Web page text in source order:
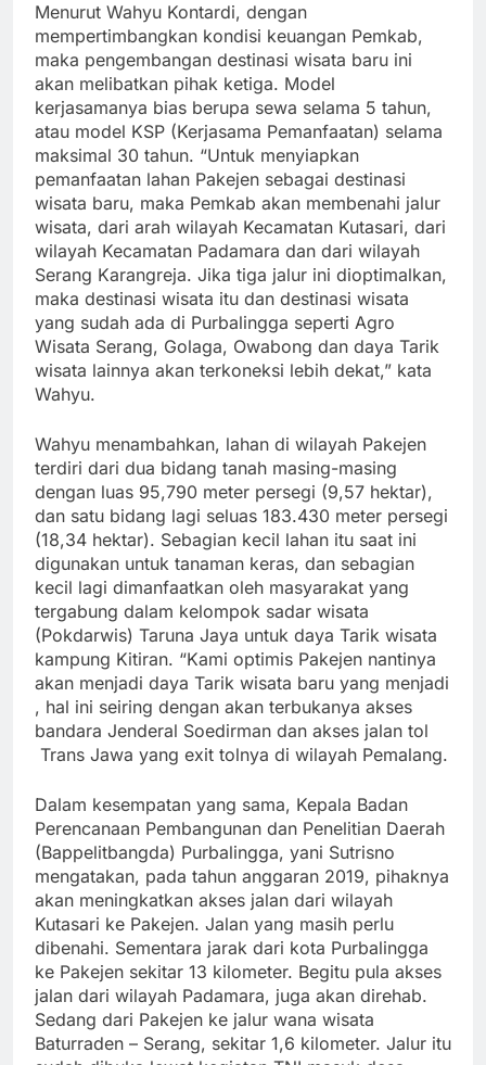
Menurut Wahyu Kontardi, dengan
mempertimbangkan kondisi keuangan Pemkab,
maka pengembangan destinasi wisata baru ini
akan melibatkan pihak ketiga. Model
kerjasamanya bias berupa sewa selama 5 tahun,
atau model KSP (Kerjasama Pemanfaatan) selama
maksimal 30 tahun. “Untuk menyiapkan
pemanfaatan lahan Pakejen sebagai destinasi
wisata baru, maka Pemkab akan membenahi jalur
wisata, dari arah wilayah Kecamatan Kutasari, dari
wilayah Kecamatan Padamara dan dari wilayah
Serang Karangreja. Jika tiga jalur ini dioptimalkan,
maka destinasi wisata itu dan destinasi wisata
yang sudah ada di Purbalingga seperti Agro
Wisata Serang, Golaga, Owabong dan daya Tarik
wisata lainnya akan terkoneksi lebih dekat,” kata
Wahyu.
Wahyu menambahkan, lahan di wilayah Pakejen
terdiri dari dua bidang tanah masing-masing
dengan luas 95,790 meter persegi (9,57 hektar),
dan satu bidang lagi seluas 183.430 meter persegi
(18,34 hektar). Sebagian kecil lahan itu saat ini
digunakan untuk tanaman keras, dan sebagian
kecil lagi dimanfaatkan oleh masyarakat yang
tergabung dalam kelompok sadar wisata
(Pokdarwis) Taruna Jaya untuk daya Tarik wisata
kampung Kitiran. “Kami optimis Pakejen nantinya
akan menjadi daya Tarik wisata baru yang menjadi
, hal ini seiring dengan akan terbukanya akses
bandara Jenderal Soedirman dan akses jalan tol
Trans Jawa yang exit tolnya di wilayah Pemalang.
Dalam kesempatan yang sama, Kepala Badan
Perencanaan Pembangunan dan Penelitian Daerah
(Bappelitbangda) Purbalingga, yani Sutrisno
mengatakan, pada tahun anggaran 2019, pihaknya
akan meningkatkan akses jalan dari wilayah
Kutasari ke Pakejen. Jalan yang masih perlu
dibenahi. Sementara jarak dari kota Purbalingga
ke Pakejen sekitar 13 kilometer. Begitu pula akses
jalan dari wilayah Padamara, juga akan direhab.
Sedang dari Pakejen ke jalur wana wisata
Baturraden – Serang, sekitar 1,6 kilometer. Jalur itu